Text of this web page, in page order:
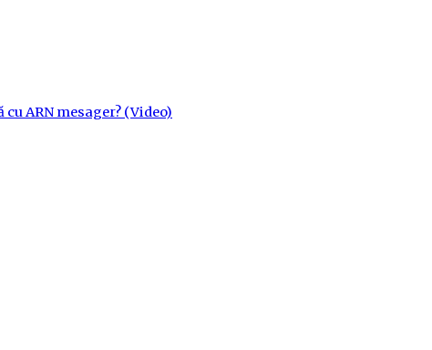
ARN mesager? (Video)